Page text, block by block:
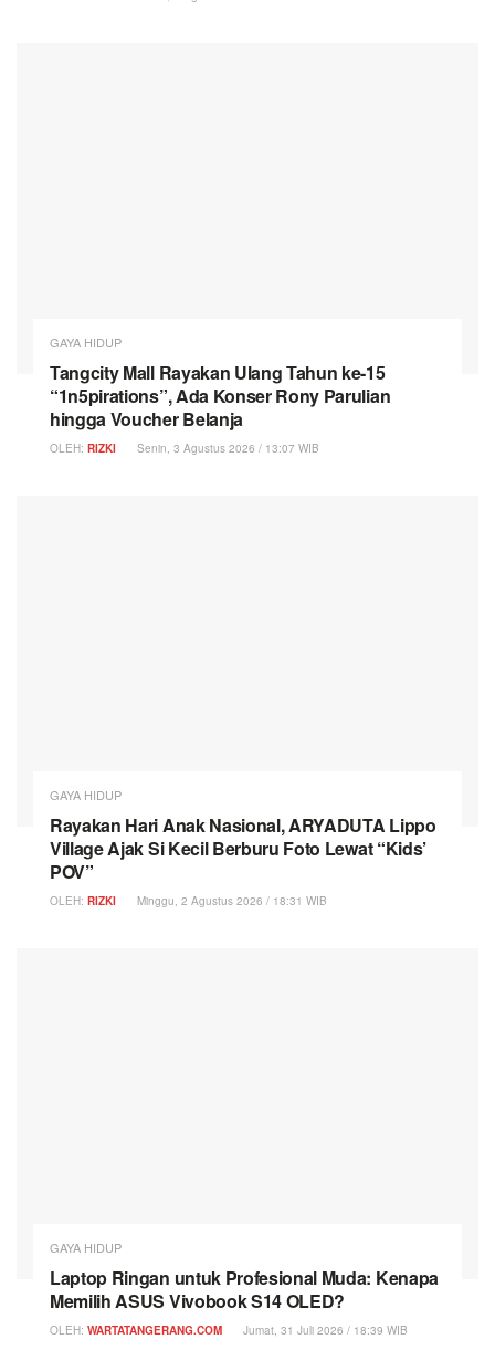
GAYA HIDUP
Tangcity Mall Rayakan Ulang Tahun ke-15
“1n5pirations”, Ada Konser Rony Parulian
hingga Voucher Belanja
OLEH: RIZKI Senin, 3 Agustus 2026 / 13:07 WIB
GAYA HIDUP
Rayakan Hari Anak Nasional, ARYADUTA Lippo
Village Ajak Si Kecil Berburu Foto Lewat “Kids’
POV”
OLEH: RIZKI Minggu, 2 Agustus 2026 / 18:31 WIB
GAYA HIDUP
Laptop Ringan untuk Profesional Muda: Kenapa
Memilih ASUS Vivobook S14 OLED?
OLEH: WARTATANGERANG.COM Jumat, 31 Juli 2026 / 18:39 WIB